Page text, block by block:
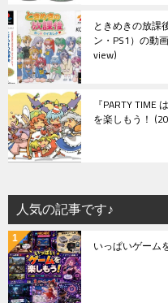
ときめきの放課
ン・PS1）の動
view
『PARTY
を楽しもう！
人気の記事です♪
いっぱいゲーム